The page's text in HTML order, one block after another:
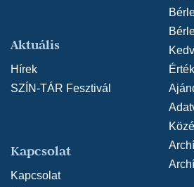
Aktuális
Hírek
SZÍN-TÁR Fesztivál
Kapcsolat
Kapcsolat